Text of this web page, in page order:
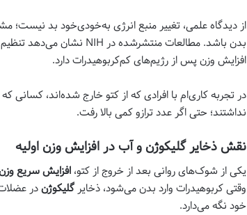
از دیدگاه علمی، تغییر منبع انرژی به‌خودی‌خود بد نیست؛
افزایش وزن پس از رژیم‌های کم‌کربوهیدرات دارد.
در تجربه کاری‌ام با افرادی که از کتو خارج شده‌اند، کسانی
نداشتند؛ حتی اگر عدد ترازو کمی بالا رفت.
نقش ذخایر گلیکوژن و آب در افزایش وزن اولیه
یکی از شوک‌های روانی بعد از خروج از کتو،افزایش سریع
وقتی کربوهیدرات وارد بدن می‌شود، ذخایرگلیکوژن
خود نگه می‌دارد.